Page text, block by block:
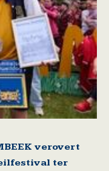
verovert
ter